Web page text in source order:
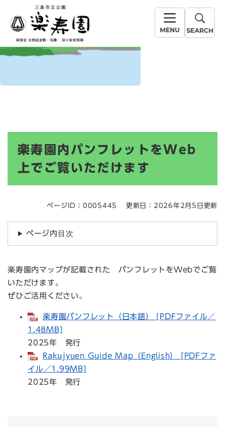
先
頭
小浜池の水位 ▶
楽寿園内パンフレットをWeb
上でご覧いただけます
ページID：0005445 更新日：2026年2月5日更新
ページ内目次
楽寿園内マップが記載された パンフレットをWebでご覧
いただけます。
ぜひご活用ください。
楽寿園パンフレット（日本語） [PDFファイル／
1.48MB]
2025年 発行
Rakujyuen Guide Map（English） [PDFファ
イル／1.99MB]
2025年 発行